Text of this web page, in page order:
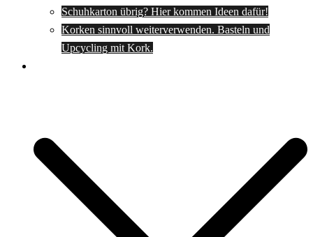
Schuhkarton übrig? Hier kommen Ideen dafür!
Korken sinnvoll weiterverwenden. Basteln und
Upcycling mit Kork.